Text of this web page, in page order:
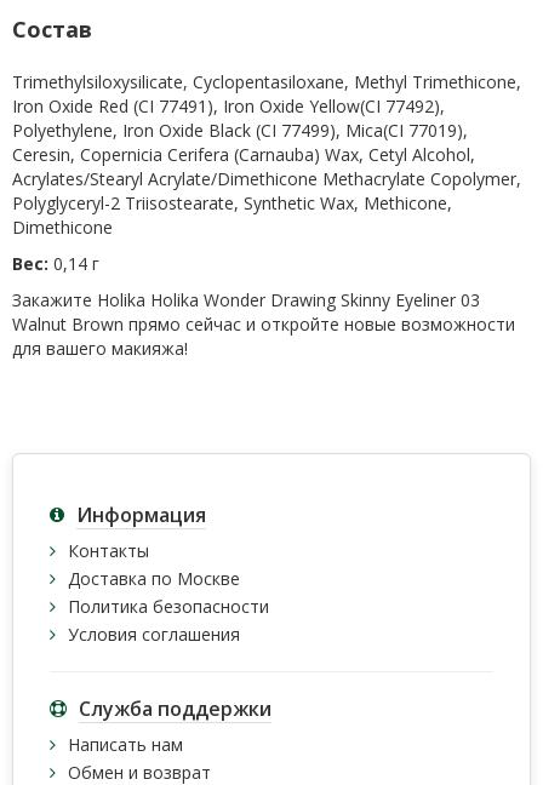
Состав
Trimethylsiloxysilicate, Cyclopentasiloxane, Methyl Trimethicone,
Iron Oxide Red (CI 77491), Iron Oxide Yellow(CI 77492),
Polyethylene, Iron Oxide Black (CI 77499), Mica(CI 77019),
Ceresin, Copernicia Cerifera (Carnauba) Wax, Cetyl Alcohol,
Acrylates/Stearyl Acrylate/Dimethicone Methacrylate Copolymer,
Polyglyceryl-2 Triisostearate, Synthetic Wax, Methicone,
Dimethicone
Вес: 0,14 г
Закажите Holika Holika Wonder Drawing Skinny Eyeliner 03
Walnut Brown прямо сейчас и откройте новые возможности
для вашего макияжа!
Информация
Контакты
Доставка по Москве
Политика безопасности
Условия соглашения
Служба поддержки
Написать нам
Обмен и возврат